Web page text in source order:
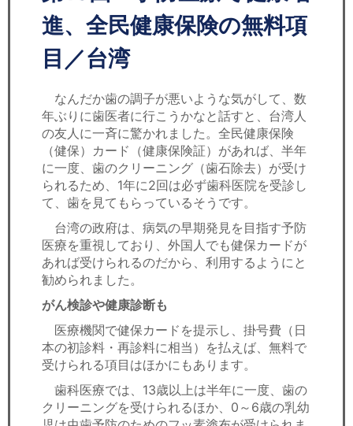
リサーチ
セミナー
労務顧問
ＩＴ
飲食店情報
進、全民健康保険の無料項
目／台湾
なんだか歯の調子が悪いような気がして、数
年ぶりに歯医者に行こうかなと話すと、台湾人
の友人に一斉に驚かれました。全民健康保険
（健保）カード（健康保険証）があれば、半年
に一度、歯のクリーニング（歯石除去）が受け
られるため、1年に2回は必ず歯科医院を受診し
て、歯を見てもらっているそうです。
台湾の政府は、病気の早期発見を目指す予防
医療を重視しており、外国人でも健保カードが
あれば受けられるのだから、利用するようにと
勧められました。
がん検診や健康診断も
医療機関で健保カードを提示し、掛号費（日
本の初診料・再診料に相当）を払えば、無料で
受けられる項目はほかにもあります。
歯科医療では、13歳以上は半年に一度、歯の
クリーニングを受けられるほか、0～6歳の乳幼